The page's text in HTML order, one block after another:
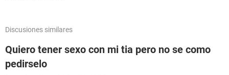
Discusiones similares
Quiero tener sexo con mi tia pero no se como
pedirselo